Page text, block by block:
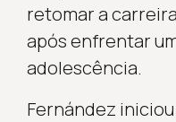
retomar a
após enfrentar
adolescência.
Fernández